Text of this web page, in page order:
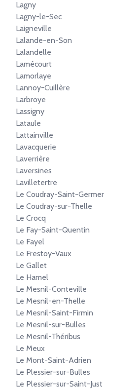
Lagny
Lagny-le-Sec
Laigneville
Lalande-en-Son
Lalandelle
Lamécourt
Lamorlaye
Lannoy-Cuillère
Larbroye
Lassigny
Lataule
Lattainville
Lavacquerie
Laverrière
Laversines
Lavilletertre
Le Coudray-Saint-Germer
Le Coudray-sur-Thelle
Le Crocq
Le Fay-Saint-Quentin
Le Fayel
Le Frestoy-Vaux
Le Gallet
Le Hamel
Le Mesnil-Conteville
Le Mesnil-en-Thelle
Le Mesnil-Saint-Firmin
Le Mesnil-sur-Bulles
Le Mesnil-Théribus
Le Meux
Le Mont-Saint-Adrien
Le Plessier-sur-Bulles
Le Plessier-sur-Saint-Just